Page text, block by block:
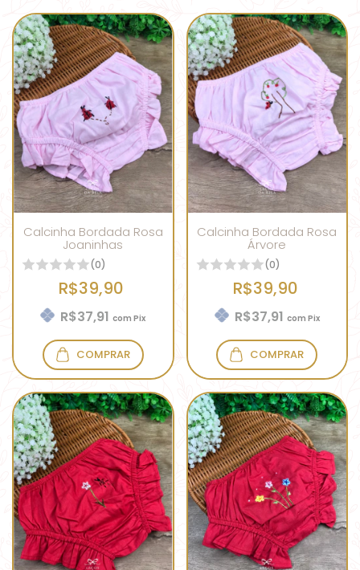
Calcinha Bordada Rosa
Joaninhas
(0)
R$39,90
R$37,91com Pix
COMPRAR
Calcinha Bordada Rosa
Árvore
(0)
R$39,90
R$37,91 com Pix
COMPRAR